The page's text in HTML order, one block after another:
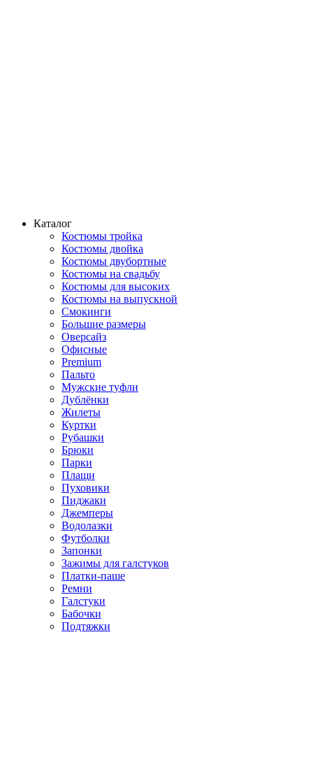
Каталог
Костюмы тройка
Костюмы двойка
Костюмы двубортные
Костюмы на свадьбу
Костюмы для высоких
Костюмы на выпускной
Смокинги
Большие размеры
Оверсайз
Офисные
Premium
Пальто
Мужские туфли
Дублёнки
Жилеты
Куртки
Рубашки
Брюки
Парки
Плащи
Пуховики
Пиджаки
Джемперы
Водолазки
Футболки
Запонки
Зажимы для галстуков
Платки-паше
Ремни
Галстуки
Бабочки
Подтяжки